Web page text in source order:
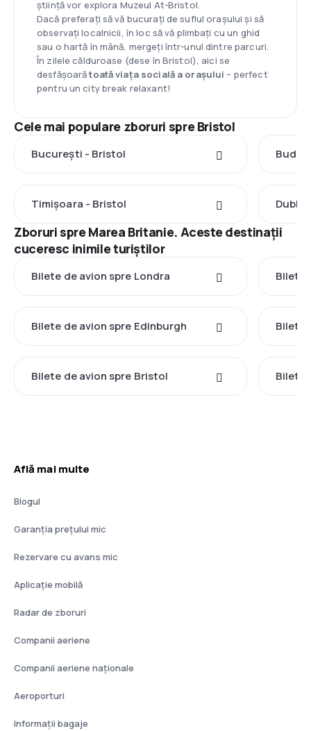
știință vor explora Muzeul At-Bristol.
Dacă preferați să vă bucurați de suflul orașului și să
observați localnicii, în loc să vă plimbați cu un ghid
sau o hartă în mână, mergeți într-unul dintre parcuri.
În zilele călduroase (dese în Bristol), aici se
desfășoarătoată viața socială a orașului – perfect
pentru un city break relaxant!
Cele mai populare zboruri spre Bristol
București - Bristol
Timișoara - Bristol
Zboruri spre Marea Britanie. Aceste destinații
cuceresc inimile turiștilor
Bilete de avion spre Londra Bilete
Bilete de avion spre Edinburgh Bilete
Bilete de avion spre Bristol Bilete
Află mai multe
Blogul
Garanția prețului mic
Rezervare cu avans mic
Aplicație mobilă
Radar de zboruri
Companii aeriene
Companii aeriene naţionale
Aeroporturi
Informații bagaje